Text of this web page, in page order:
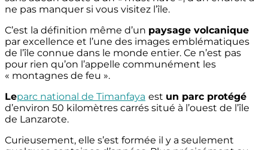
ne pas manquer si vous visitez l’île.
C’est la définition même d’un paysage volcanique
par excellence et l’une des images emblématiques
de l’île connue dans le monde entier. Ce n’est pas
pour rien qu’on l’appelle communément les
« montagnes de feu ».
Leparc national de Timanfaya est un parc protégé
d’environ 50 kilomètres carrés situé à l’ouest de l’île
de Lanzarote.
Curieusement, elle s’est formée il y a seulement